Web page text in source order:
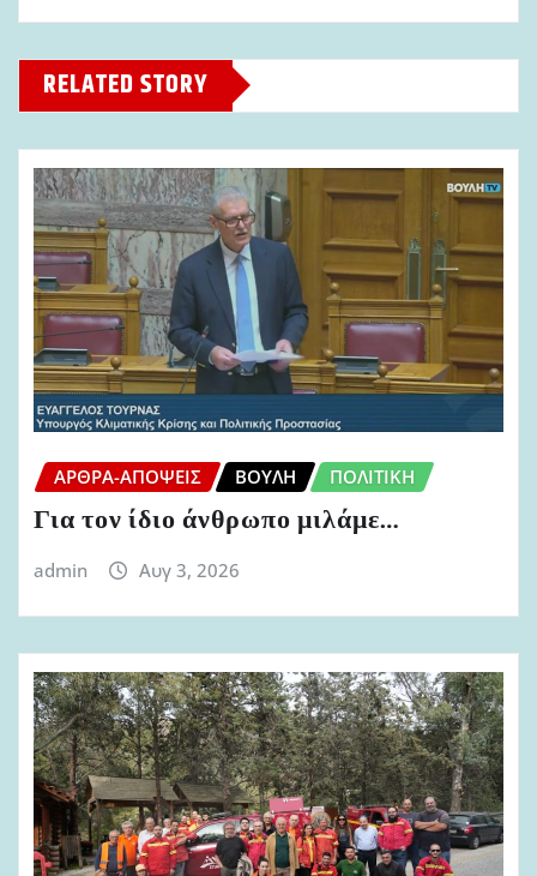
RELATED STORY
ΆΡΘΡΑ-ΑΠΌΨΕΙΣ ΒΟΥΛΉ ΠΟΛΙΤΙΚΉ
Για τον ίδιο άνθρωπο μιλάμε…
admin Αυγ 3, 2026